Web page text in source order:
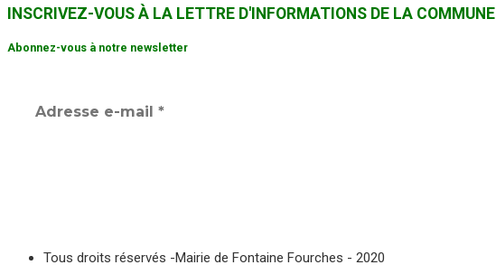
INSCRIVEZ-VOUS À LA LETTRE D'INFORMATIONS DE LA COMMUNE
Abonnez-vous à notre newsletter
Tous droits réservés -Mairie de Fontaine Fourches - 2020